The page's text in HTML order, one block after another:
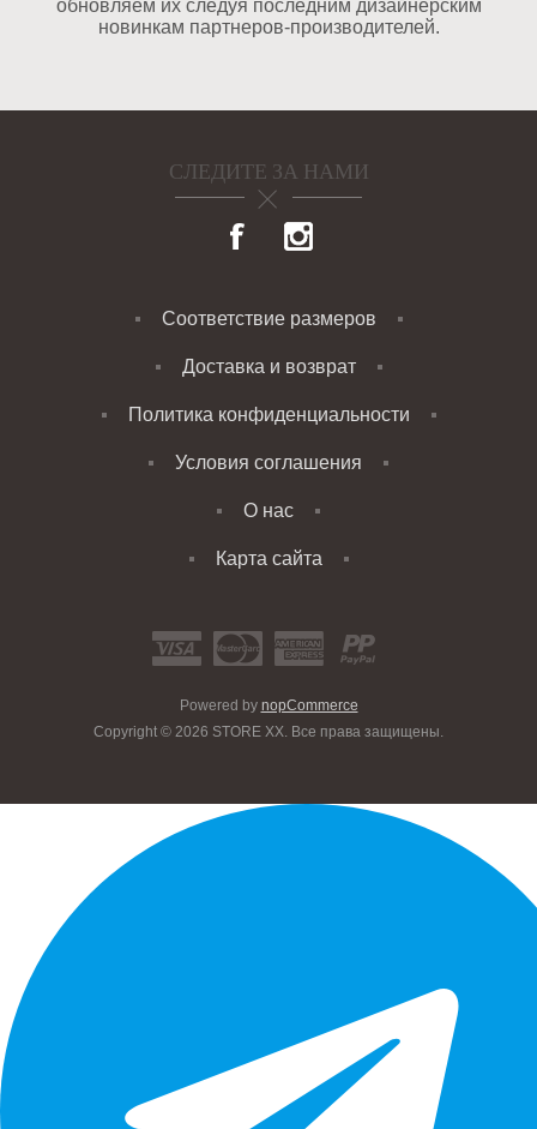
обновляем их следуя последним дизайнерским
новинкам партнеров-производителей.
СЛЕДИТЕ ЗА НАМИ
Соответствие размеров
Доставка и возврат
Политика конфиденциальности
Условия соглашения
О нас
Карта сайта
Powered by nopCommerce
Copyright © 2026 STORE XX. Все права защищены.